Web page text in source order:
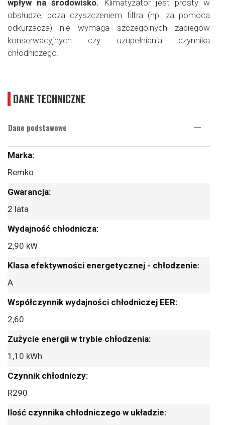
wpływ na środowisko. Klimatyzator jest prosty w
obsłudze, poza czyszczeniem filtra (np. za pomoca
odkurzacza) nie wymaga szczególnych zabiegów
konserwacyjnych czy uzupełniania czynnika
chłodniczego.
DANE TECHNICZNE
Dane podstawowe
Więcej
Remko
2 lata
2,90 kW
A
2,60
1,10 kWh
R290